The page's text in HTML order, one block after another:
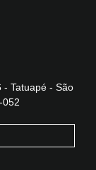
- Tatuapé - São
052